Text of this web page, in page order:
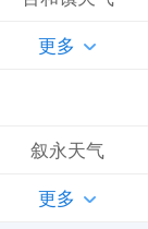
更多
叙永天气
更多